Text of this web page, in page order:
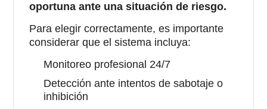
oportuna ante una situación de riesgo.
Para elegir correctamente, es importante
considerar que el sistema incluya:
Monitoreo profesional 24/7
Detección ante intentos de sabotaje o
inhibición